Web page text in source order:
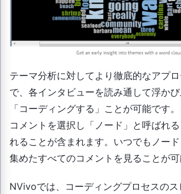
テーマ分析に対してより徹底的なアプ
で、各インタビューを読み通して浮か
「コーディングする」ことが可能です
コメントを選択し「ノード」と呼ばれ
れることが含まれます。いつでもノー
集めたすべてのコメントを見ることが可
NVivoでは、コーディングプロセスの